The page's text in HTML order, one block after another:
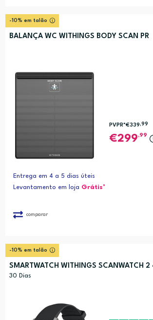
-10% em talão
BALANÇA WC WITHINGS BODY SCAN PR
PVPR*€339,99
299,99
Entrega em 4 a 5 dias úteis
Levantamento em loja Grátis*
comparar
-10% em talão
SMARTWATCH WITHINGS SCANWATCH 2
30 Dias